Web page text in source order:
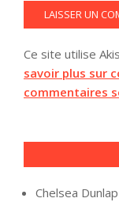
Ce site utilise
savoir plus sur
commentaires
Chelsea Dunlap